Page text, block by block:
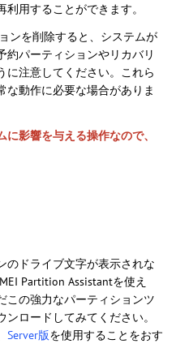
利用することができます。
ンを削除すると、システムが
約パーティションやリカバリ
に注意してください。これら
な動作に必要な場合がありま
影響を与える操作なので、
のドライブ文字が表示されな
Partition Assistantを使え
この強力なパーティションツ
ロードしてみてください。
Server版を使用することをおす